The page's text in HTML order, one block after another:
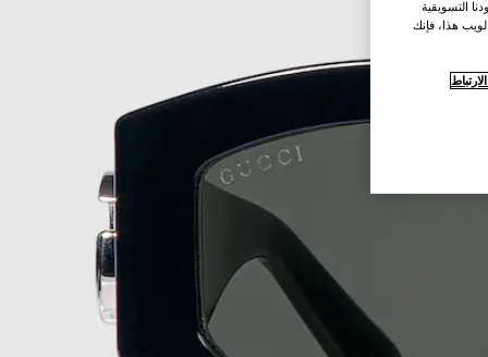
التسويقية
هذا، فإنك